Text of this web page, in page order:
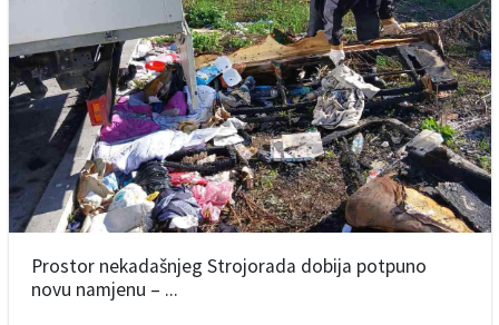
Prostor nekadašnjeg Strojorada dobija potpuno
novu namjenu – ...